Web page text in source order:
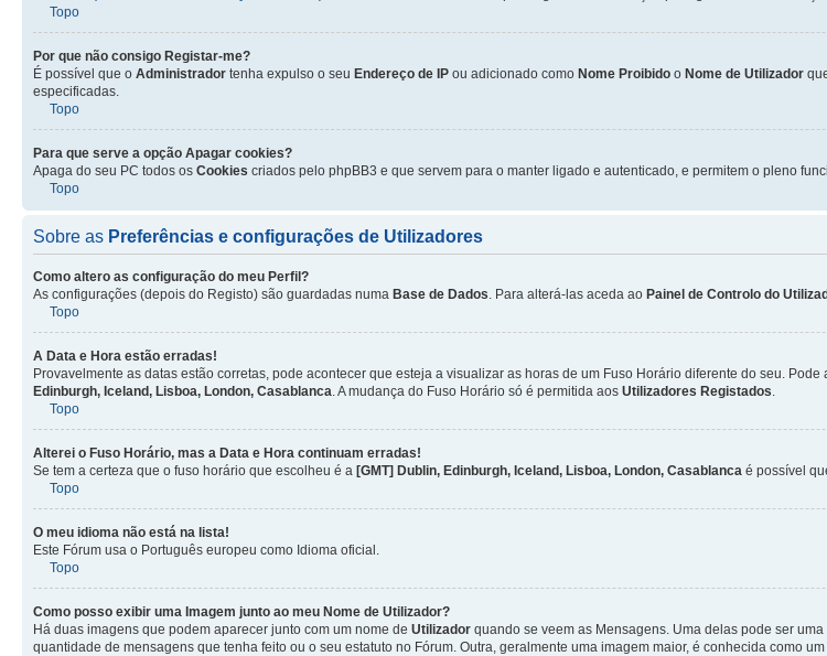
Topo
Por que não consigo Registar-me?
É possível que o Administrador tenha expulso o seu Endereço de IP ou adicionado como Nome Proibido o Nome de Utilizador
especificadas.
Topo
Para que serve a opção Apagar cookies?
Apaga do seu PC todos os Cookies criados pelo phpBB3 e que servem para o manter ligado e autenticado, e permitem o pleno
Topo
Sobre as Preferências e configurações de Utilizadores
Como altero as configuração do meu Perfil?
As configurações (depois do Registo) são guardadas numa Base de Dados. Para alterá-las aceda ao Painel de Controlo do
Topo
A Data e Hora estão erradas!
Provavelmente as datas estão corretas, pode acontecer que esteja a visualizar as horas de um Fuso Horário diferente do seu.
Edinburgh, Iceland, Lisboa, London, Casablanca. A mudança do Fuso Horário só é permitida aos Utilizadores Registados.
Topo
Alterei o Fuso Horário, mas a Data e Hora continuam erradas!
Se tem a certeza que o fuso horário que escolheu é a [GMT] Dublin, Edinburgh, Iceland, Lisboa, London, Casablanca é possível
Topo
O meu idioma não está na lista!
Este Fórum usa o Português europeu como Idioma oficial.
Topo
Como posso exibir uma Imagem junto ao meu Nome de Utilizador?
Há duas imagens que podem aparecer junto com um nome de Utilizador quando se veem as Mensagens. Uma delas pode ser
quantidade de mensagens que tenha feito ou o seu estatuto no Fórum. Outra, geralmente uma imagem maior, é conhecida como um